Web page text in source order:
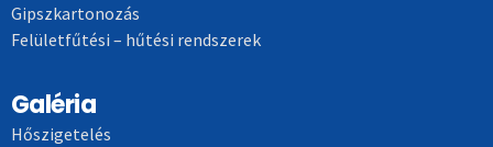
Gipszkartonozás
Felületfűtési – hűtési rendszerek
Galéria
Hőszigetelés